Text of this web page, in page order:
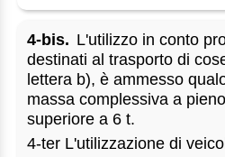
4-bis. L'utilizzo in conto
destinati al trasporto di
lettera b), è ammesso
massa complessiva a
superiore a 6 t.
4-ter L'utilizzazione di